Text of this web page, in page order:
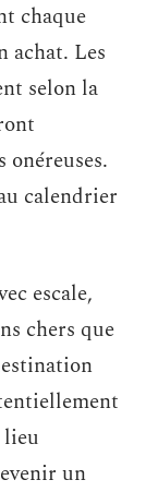
chaque
achat. Les
selon la
onéreuses.
calendrier
escale,
chers que
un